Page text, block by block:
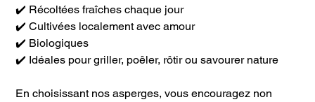
✔️ Récoltées fraîches chaque jour
✔️ Cultivées localement avec amour
✔️ Biologiques
✔️ Idéales pour griller, poêler, rôtir ou savourer nature
En choisissant nos asperges, vous encouragez non